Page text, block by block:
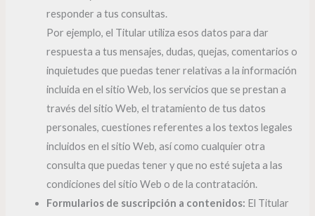
responder a tus consultas.
Por ejemplo, el Titular utiliza esos datos para dar
respuesta a tus mensajes, dudas, quejas, comentarios o
inquietudes que puedas tener relativas a la información
incluida en el sitio Web, los servicios que se prestan a
través del sitio Web, el tratamiento de tus datos
personales, cuestiones referentes a los textos legales
incluidos en el sitio Web, así como cualquier otra
consulta que puedas tener y que no esté sujeta a las
condiciones del sitio Web o de la contratación.
Formularios de suscripción a contenidos: El Titular